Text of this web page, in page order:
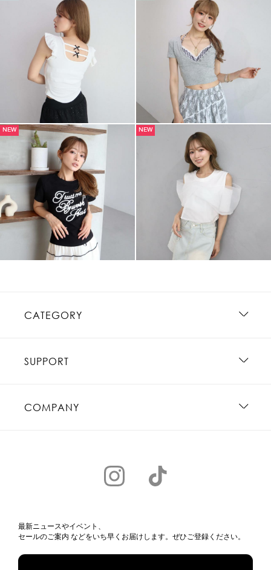
NEW NEW
CATEGORY
SUPPORT
COMPANY
最新ニュースやイベント、
セールのご案内 などをいち早くお届けします。ぜひご登録ください。